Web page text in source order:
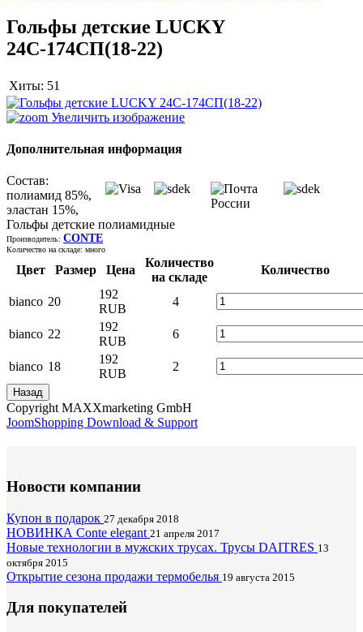
Гольфы детские LUCKY
24С-174СП(18-22)
Хиты: 51
Увеличить изображение
Дополнительная информация
Состав:
полиамид 85%,
эластан 15%,
Гольфы детские полиамидные
Производитель: CONTE
Количество на складе: много
Цвет Размер Цена
Количество
на складе
Количество
bianco 20
192
RUB
4
bianco 22
192
RUB
6
bianco 18
192
RUB
2
Copyright MAXXmarketing GmbH
JoomShopping Download & Support
Новости компании
Купон в подарок 27 декабря 2018
НОВИНКА Conte elegant 21 апреля 2017
Новые технологии в мужских трусах. Трусы DAITRES 13
октября 2015
Открытие сезона продажи термобелья 19 августа 2015
Для покупателей